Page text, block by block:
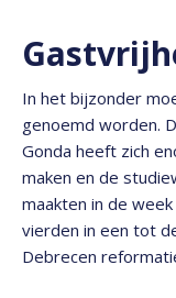
In het bijzonder
genoemd worden.
Gonda heeft zich
maken en de
maakten in de
vierden in een tot
Debrecen